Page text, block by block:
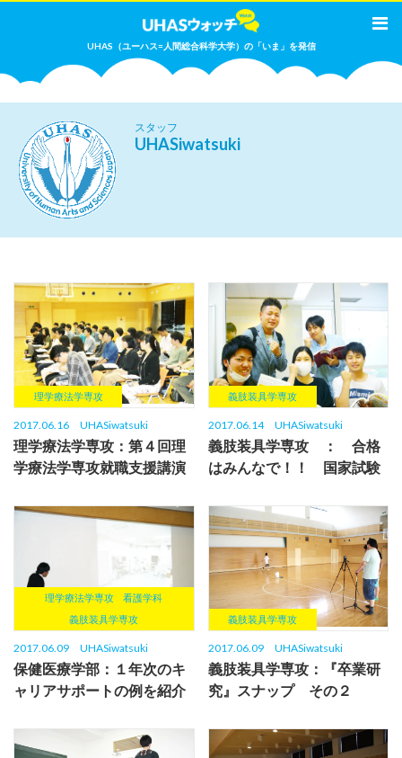
UHAS（ユーハス=人間総合科学大学）の「いま」を発信
スタッフ
UHASiwatsuki
理学療法学専攻
2017.06.16 UHASiwatsuki
理学療法学専攻：第４回理
学療法学専攻就職支援講演
義肢装具学専攻
2017.06.14 UHASiwatsuki
義肢装具学専攻 ： 合格
はみんなで！！ 国家試験
理学療法学専攻
看護学科
義肢装具学専攻
2017.06.09 UHASiwatsuki
保健医療学部：１年次のキ
ャリアサポートの例を紹介
義肢装具学専攻
2017.06.09 UHASiwatsuki
義肢装具学専攻：『卒業研
究』スナップ その２